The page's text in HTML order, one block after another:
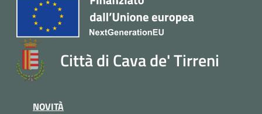
argomenti...
Seguici
Città di Cava de' Tirreni
NOVITÀ